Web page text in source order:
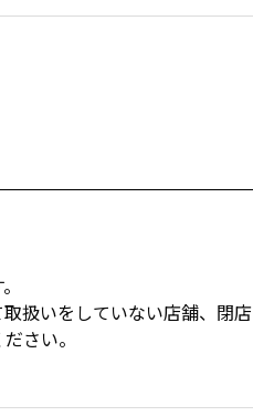
扱いをしていない店舗、閉
さい。